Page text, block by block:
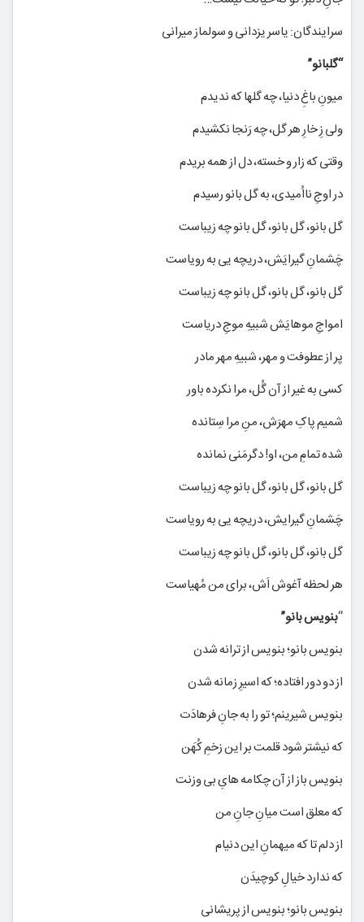
سرایندگان: یاسر یزدانی و سولماز میرانی
“گلبانو”
میونِ باغِ دنیا، چه گلها که ندیدم
ولی زِ خارِ هر گل، چه رَنجا نکشیدم
وقتی که زار و خسته، دل از همه بریدم
در اوجِ نااُمیدی، به گل بانو رسیدم
گل بانو، گل بانو، گل بانو چه زیباست
چَشمانِ گیرایَش، دریچه یی به رویاست
گل بانو، گل بانو، گل بانو چه زیباست
امواجِ موهایَش شبیهِ موجِ دریاست
پر از عطوفت و مهر، شبیهِ مهر مادر
کسی به غیر از آن گُل، مرا نکرده باور
شمیم پاکِ مهرَش، منِ مرا سِتانده
شده تمامِ من، او! دگرمَنی نمانده
گل بانو، گل بانو، گل بانو چه زیباست
چَشمانِ گیرایش، دریچه یی به رویاست
گل بانو، گل بانو، گل بانو چه زیباست
هر لحظه آغوش اَش، برای من مُهیاست
“بنویس بانو”
بنویس بانو؛ بنویس از ترانه شدن
از دو دور افتاده؛ که اسیرِ زمانه شدن
بنویس شیرینم؛ تو را به جانِ فرهادَت
که نیشتر شود قلمت بر این زخمِ کُهَن
بنویس باز از آن چکامه هایِ بی وزنت
که معلق است میانِ جانِ من
از دلم تا که میهمانِ این دنیام
که ندارد خیالِ کوچیدَن
بنویس بانو؛ بنویس از پریشانی